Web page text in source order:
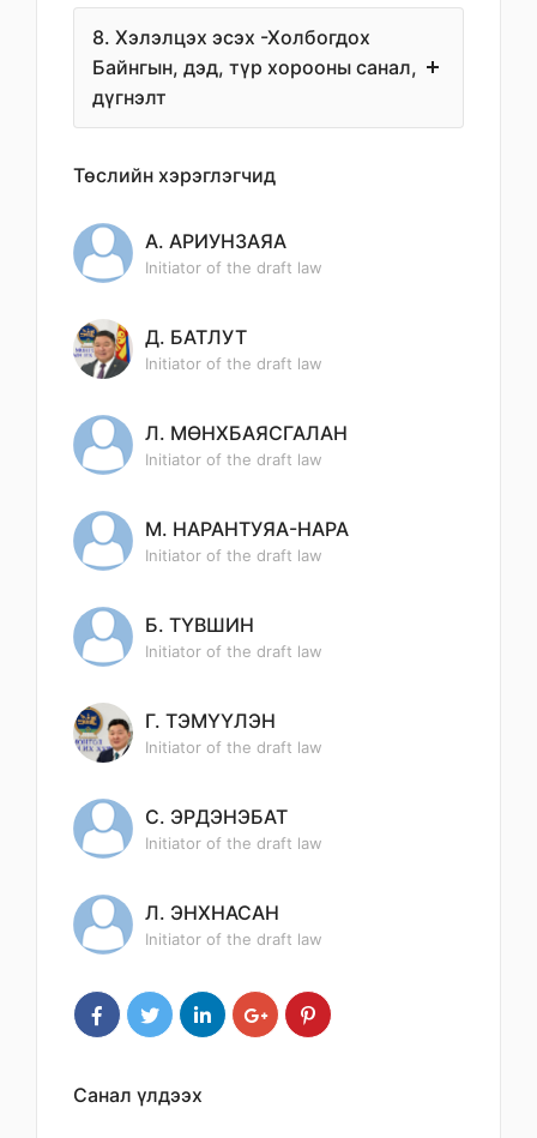
8. Хэлэлцэх эсэх -Холбогдох
Байнгын, дэд, түр хорооны санал,
дүгнэлт
Төслийн хэрэглэгчид
А. АРИУНЗАЯА
Initiator of the draft law
Д. БАТЛУТ
Initiator of the draft law
Л. МӨНХБАЯСГАЛАН
Initiator of the draft law
М. НАРАНТУЯА-НАРА
Initiator of the draft law
Б. ТҮВШИН
Initiator of the draft law
Г. ТЭМҮҮЛЭН
Initiator of the draft law
С. ЭРДЭНЭБАТ
Initiator of the draft law
Л. ЭНХНАСАН
Initiator of the draft law
Санал үлдээх